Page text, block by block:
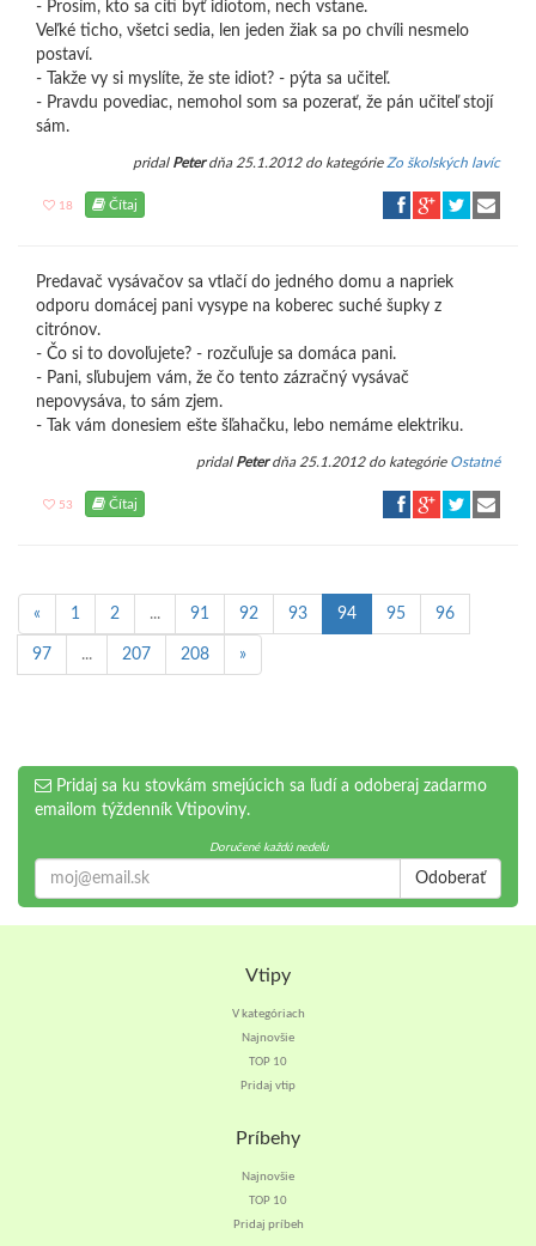
- Prosím, kto sa cíti byť idiotom, nech vstane.
Veľké ticho, všetci sedia, len jeden žiak sa po chvíli nesmelo
postaví.
- Takže vy si myslíte, že ste idiot? - pýta sa učiteľ.
- Pravdu povediac, nemohol som sa pozerať, že pán učiteľ stojí
sám.
pridal Peterdňa 25.1.2012 do kategórie Zo školských lavíc
18 Čítaj
Predavač vysávačov sa vtlačí do jedného domu a napriek
odporu domácej pani vysype na koberec suché šupky z
citrónov.
- Čo si to dovoľujete? - rozčuľuje sa domáca pani.
- Pani, sľubujem vám, že čo tento zázračný vysávač
nepovysáva, to sám zjem.
- Tak vám donesiem ešte šľahačku, lebo nemáme elektriku.
pridal Peterdňa 25.1.2012 do kategórie Ostatné
53 Čítaj
« 1 2 ... 91 92 93 94 95 96
97 ... 207 208 »
Pridaj sa ku stovkám smejúcich sa ľudí a odoberaj zadarmo
emailom týždenník Vtipoviny.
Doručené každú nedeľu
Odoberať
Vtipy
V kategóriach
Najnovšie
TOP 10
Pridaj vtip
Príbehy
Najnovšie
TOP 10
Pridaj príbeh